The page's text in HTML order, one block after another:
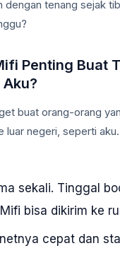
dengan tenang sejak
Penting Buat
buat orang-orang
luar negeri, seperti aku.
sekali. Tinggal
bisa dikirim ke
cepat dan